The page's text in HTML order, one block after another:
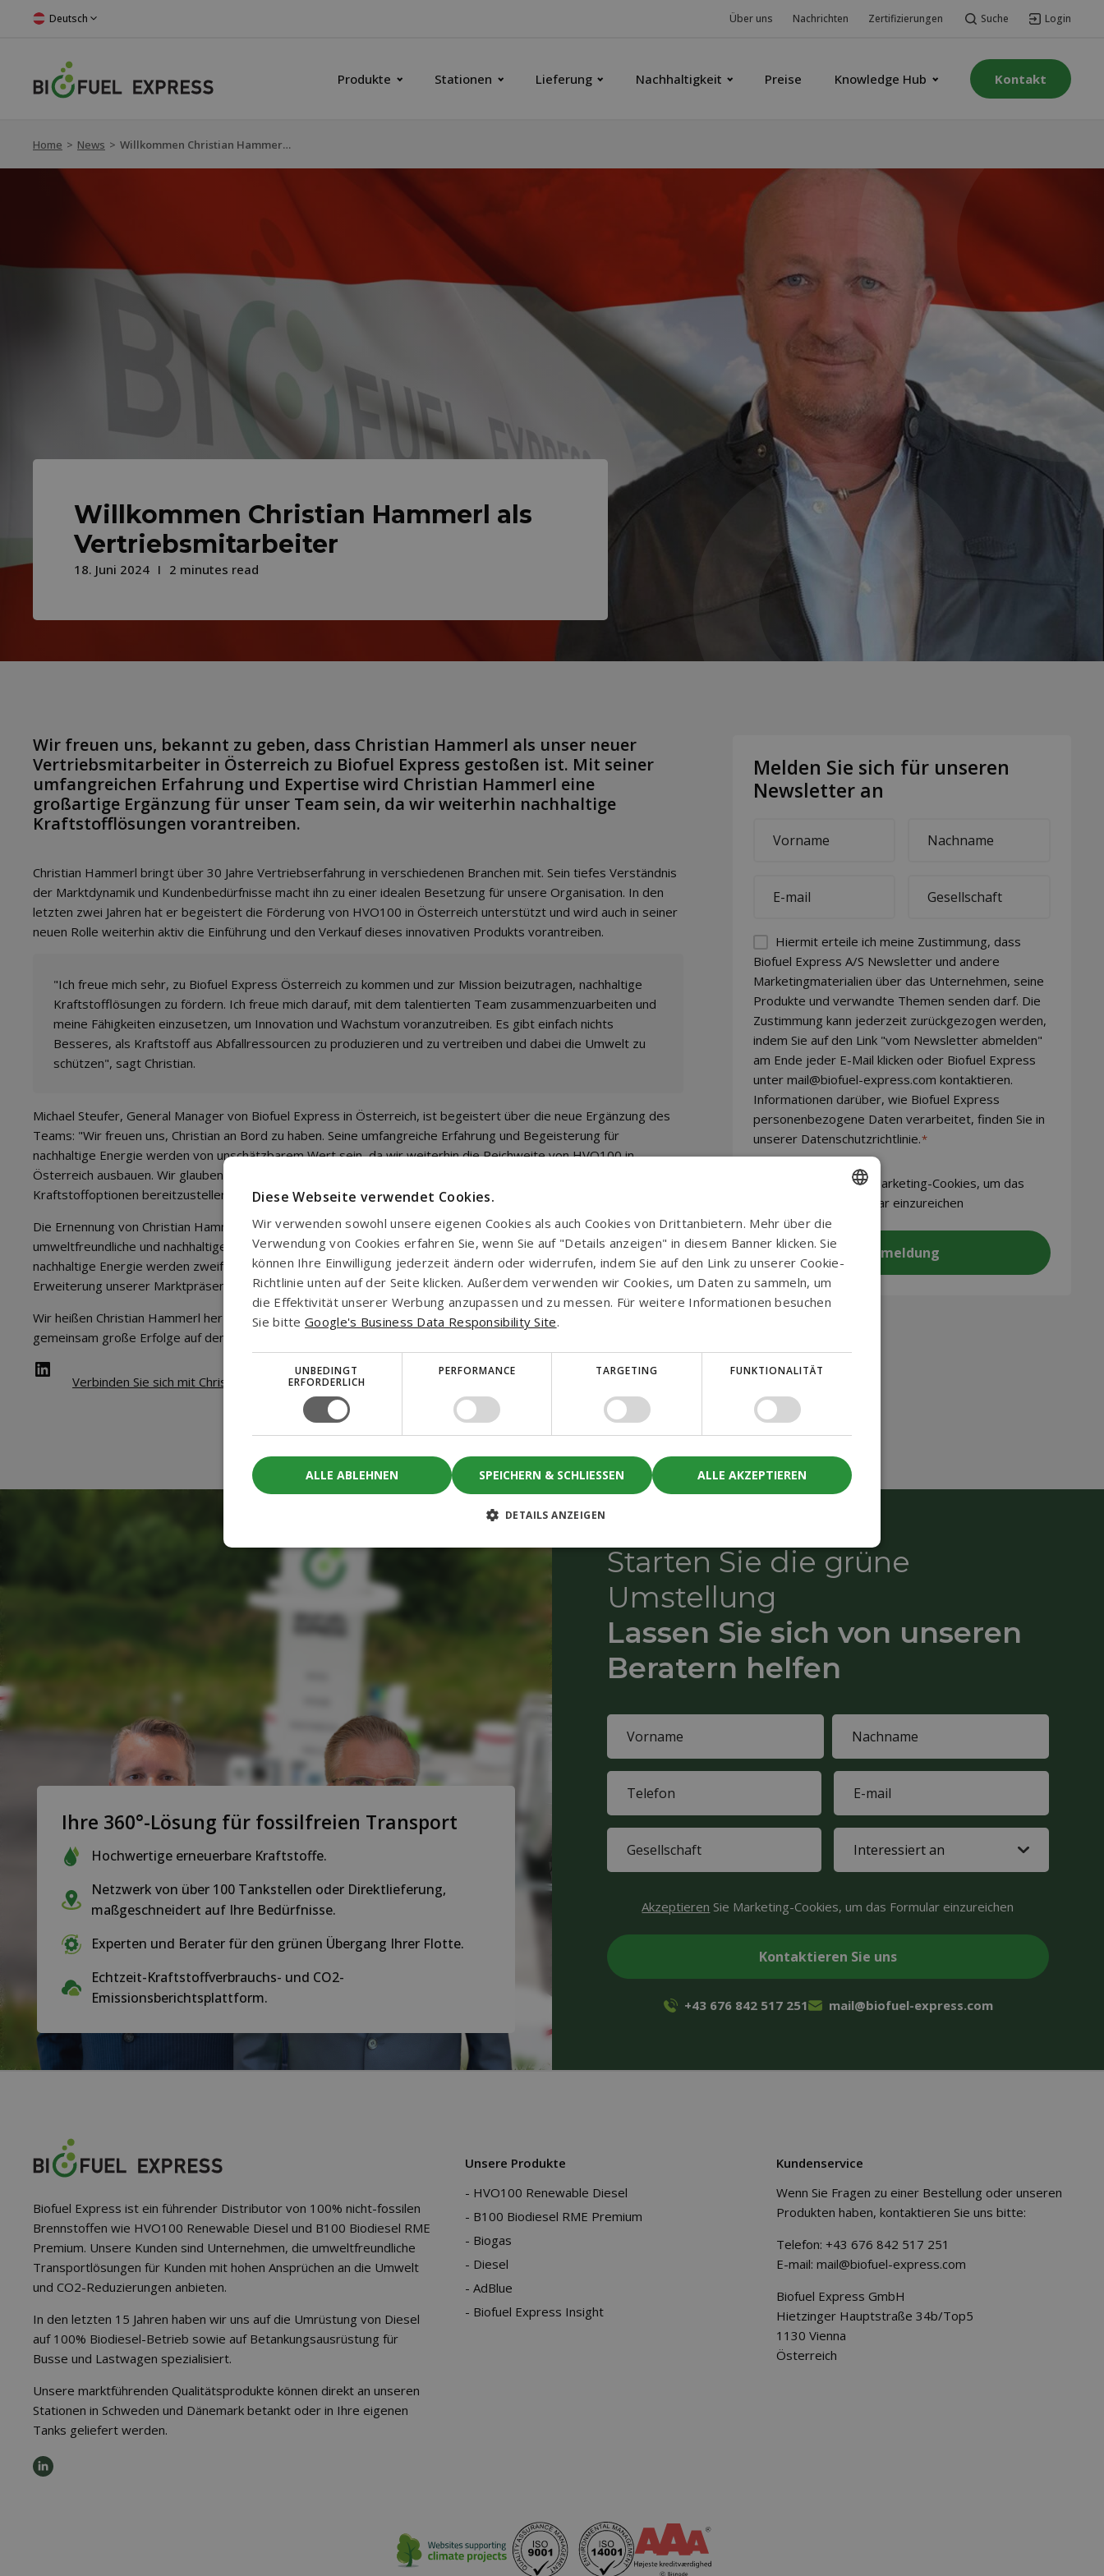
Deutsch Über uns Nachrichten Zertifizierungen Suche Login
Produkte Stationen Lieferung Nachhaltigkeit Preise Knowledge Hub Kontakt
Home > News > Willkommen Christian Hammerl als Vertriebsmitarbeiter
Willkommen Christian Hammerl als
Vertriebsmitarbeiter
18. Juni 2024 2 minutes read
Wir freuen uns, bekannt zu geben, dass Christian Hammerl als unser neuer
Vertriebsmitarbeiter in Österreich zu Biofuel Express gestoßen ist. Mit seiner
umfangreichen Erfahrung und Expertise wird Christian Hammerl eine
großartige Ergänzung für unser Team sein, da wir weiterhin nachhaltige
Kraftstofflösungen vorantreiben.
Christian Hammerl bringt über 30 Jahre Vertriebserfahrung in verschiedenen Branchen mit. Sein tiefes Verständnis
der Marktdynamik und Kundenbedürfnisse macht ihn zu einer idealen Besetzung für unsere Organisation. In den
letzten zwei Jahren hat er begeistert die Förderung von HVO100 in Österreich unterstützt und wird auch in seiner
neuen Rolle weiterhin aktiv die Einführung und den Verkauf dieses innovativen Produkts vorantreiben.
"Ich freue mich sehr, zu Biofuel Express Österreich zu kommen und zur Mission beizutragen, nachhaltige
Kraftstofflösungen zu fördern. Ich freue mich darauf, mit dem talentierten Team zusammenzuarbeiten und
meine Fähigkeiten einzusetzen, um Innovation und Wachstum voranzutreiben. Es gibt einfach nichts
Besseres, als Kraftstoff aus Abfallressourcen zu produzieren und zu vertreiben und dabei die Umwelt zu
schützen", sagt Christian.
Michael Steufer, General Manager von Biofuel Express in Österreich, ist begeistert über die neue Ergänzung des
Teams: "Wir freuen uns, Christian an Bord zu haben. Seine umfangreiche Erfahrung und Begeisterung für
nachhaltige Energie werden von unschätzbarem Wert sein, da wir weiterhin die Reichweite von HVO100 in
Österreich ausbauen. Wir glauben, dass seine Beiträge unsere Bemühungen, sauberere und effizientere
Kraftstoffoptionen bereitzustellen, erheblich verbessern werden."
Die Ernennung von Christian Hammerl steht im Einklang mit dem Engagement von Biofuel Express,
umweltfreundliche und nachhaltige Kraftstoffalternativen zu fördern. Seine Hingabe und Leidenschaft für
nachhaltige Energie werden zweifellos eine entscheidende Rolle bei der Verwirklichung unserer Ziele und der
Erweiterung unserer Marktpräsenz spielen.
Wir heißen Christian Hammerl herzlich in der Biofuel Express-Familie willkommen und freuen uns darauf,
gemeinsam große Erfolge auf dem Weg zu einer saubereren und grüneren Zukunft zu erzielen.
LinkedIn
Verbinden Sie sich mit Christian auf LinkedIn
Melden Sie sich für unseren
Newsletter an
name
name
mail
Permission
(visible)
*
Hiermit erteile ich meine Zustimmung, dass
Biofuel Express A/S Newsletter und andere
Marketingmaterialien über das Unternehmen, seine
Produkte und verwandte Themen senden darf. Die
Zustimmung kann jederzeit zurückgezogen werden,
indem Sie auf den Link "vom Newsletter abmelden"
am Ende jeder E-Mail klicken oder Biofuel Express
unter mail@biofuel-express.com kontaktieren.
Informationen darüber, wie Biofuel Express
personenbezogene Daten verarbeitet, finden Sie in
unserer Datenschutzrichtlinie.*
Sie Marketing-Cookies, um das
Formular einzureichen
Ihre 360°-Lösung für fossilfreien Transport
Hochwertige erneuerbare Kraftstoffe.
Netzwerk von über 100 Tankstellen oder Direktlieferung,
maßgeschneidert auf Ihre Bedürfnisse.
Experten und Berater für den grünen Übergang Ihrer Flotte.
Echtzeit-Kraftstoffverbrauchs- und CO2-
Emissionsberichtsplattform.
Starten Sie die grüne
Umstellung
Lassen Sie sich von unseren
Beratern helfen
(Required)
First
name
Last
name
(Required)
mail
(Required)
(Required)
(Required)
Akzeptieren Sie Marketing-Cookies, um das Formular einzureichen
+43 676 842 517 251 mail@biofuel-express.com
Biofuel Express ist ein führender Distributor von 100% nicht-fossilen
Brennstoffen wie HVO100 Renewable Diesel und B100 Biodiesel RME
Premium. Unsere Kunden sind Unternehmen, die umweltfreundliche
Transportlösungen für Kunden mit hohen Ansprüchen an die Umwelt
und CO2-Reduzierungen anbieten.
In den letzten 15 Jahren haben wir uns auf die Umrüstung von Diesel
auf 100% Biodiesel-Betrieb sowie auf Betankungsausrüstung für
Busse und Lastwagen spezialisiert.
Unsere marktführenden Qualitätsprodukte können direkt an unseren
Stationen in Schweden und Dänemark betankt oder in Ihre eigenen
Tanks geliefert werden.
Unsere Produkte
HVO100 Renewable Diesel
B100 Biodiesel RME Premium
Biogas
Diesel
AdBlue
Biofuel Express Insight
Kundenservice
Wenn Sie Fragen zu einer Bestellung oder unseren
Produkten haben, kontaktieren Sie uns bitte:
Telefon: +43 676 842 517 251
E-mail: mail@biofuel-express.com
Biofuel Express GmbH
Hietzinger Hauptstraße 34b/Top5
1130 Vienna
Österreich
ENGLISH
DANISH
NORWEGIAN
Diese Webseite verwendet Cookies.
Wir verwenden sowohl unsere eigenen Cookies als auch Cookies von Drittanbietern. Mehr über die
Verwendung von Cookies erfahren Sie, wenn Sie auf "Details anzeigen" in diesem Banner klicken. Sie
können Ihre Einwilligung jederzeit ändern oder widerrufen, indem Sie auf den Link zu unserer Cookie-
Richtlinie unten auf der Seite klicken. Außerdem verwenden wir Cookies, um Daten zu sammeln, um
die Effektivität unserer Werbung anzupassen und zu messen. Für weitere Informationen besuchen
Sie bitte Google's Business Data Responsibility Site.
UNBEDINGT
ERFORDERLICH
PERFORMANCE TARGETING FUNKTIONALITÄT
SPEICHERN & SCHLIESSEN ALLE AKZEPTIEREN
ALLE ABLEHNEN
DETAILS ANZEIGEN